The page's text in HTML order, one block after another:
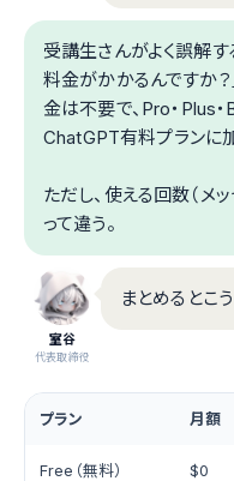
受講生さんがよく誤解
料金がかかるんですか？
金は不要で、Pro・Plus
ChatGPT有料プランに
ただし、使える回数（メ
って違う。
室谷
代表取締役
まとめるとこ
プラン 月額
Free（無料） $0